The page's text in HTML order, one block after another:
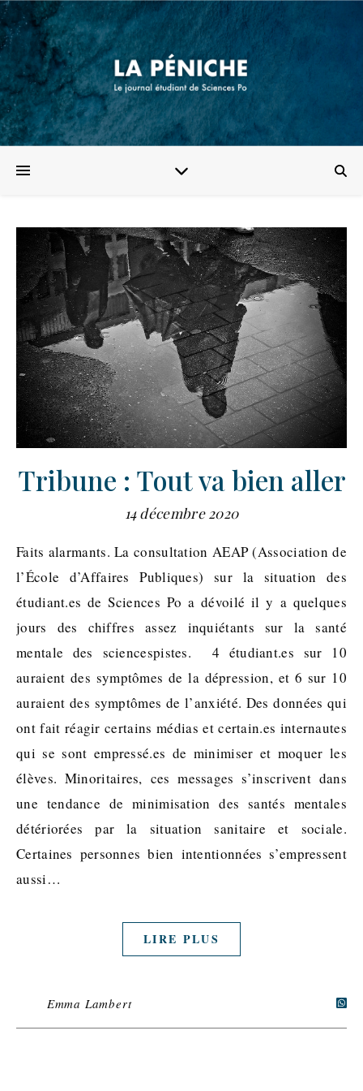
Tribune : Tout va bien aller
14 décembre 2020
Faits alarmants. La consultation AEAP (Association de
l’École d’Affaires Publiques) sur la situation des
étudiant.es de Sciences Po a dévoilé il y a quelques
jours des chiffres assez inquiétants sur la santé
mentale des sciencespistes. 4 étudiant.es sur 10
auraient des symptômes de la dépression, et 6 sur 10
auraient des symptômes de l’anxiété. Des données qui
ont fait réagir certains médias et certain.es internautes
qui se sont empressé.es de minimiser et moquer les
élèves. Minoritaires, ces messages s’inscrivent dans
une tendance de minimisation des santés mentales
détériorées par la situation sanitaire et sociale.
Certaines personnes bien intentionnées s’empressent
aussi…
LIRE PLUS
Emma Lambert